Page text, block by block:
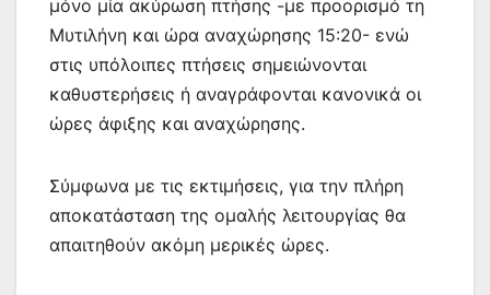
μόνο μία ακύρωση πτήσης -με προορισμό τη
Μυτιλήνη και ώρα αναχώρησης 15:20- ενώ
στις υπόλοιπες πτήσεις σημειώνονται
καθυστερήσεις ή αναγράφονται κανονικά οι
ώρες άφιξης και αναχώρησης.
Σύμφωνα με τις εκτιμήσεις, για την πλήρη
αποκατάσταση της ομαλής λειτουργίας θα
απαιτηθούν ακόμη μερικές ώρες.